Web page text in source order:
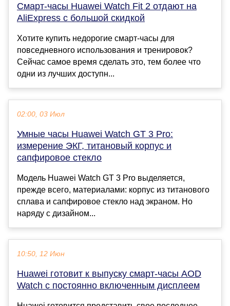
Смарт-часы Huawei Watch Fit 2 отдают на
AliExpress с большой скидкой
Хотите купить недорогие смарт-часы для
повседневного использования и тренировок?
Сейчас самое время сделать это, тем более что
одни из лучших доступн...
02:00, 03 Июл
Умные часы Huawei Watch GT 3 Pro:
измерение ЭКГ, титановый корпус и
сапфировое стекло
Модель Huawei Watch GT 3 Pro выделяется,
прежде всего, материалами: корпус из титанового
сплава и сапфировое стекло над экраном. Но
наряду с дизайном...
10:50, 12 Июн
Huawei готовит к выпуску смарт-часы AOD
Watch с постоянно включенным дисплеем